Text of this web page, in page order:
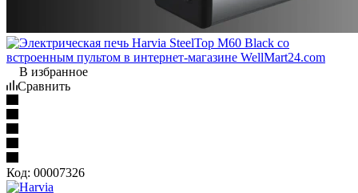
В избранное
Сравнить
Код: 00007326